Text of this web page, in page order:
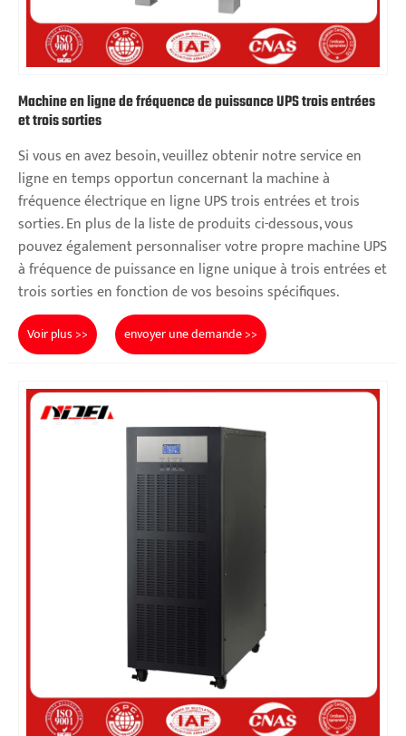
Machine en ligne de fréquence de puissance UPS trois entrées
et trois sorties
Si vous en avez besoin, veuillez obtenir notre service en
ligne en temps opportun concernant la machine à
fréquence électrique en ligne UPS trois entrées et trois
sorties. En plus de la liste de produits ci-dessous, vous
pouvez également personnaliser votre propre machine UPS
à fréquence de puissance en ligne unique à trois entrées et
trois sorties en fonction de vos besoins spécifiques.
Voir plus >> envoyer une demande >>